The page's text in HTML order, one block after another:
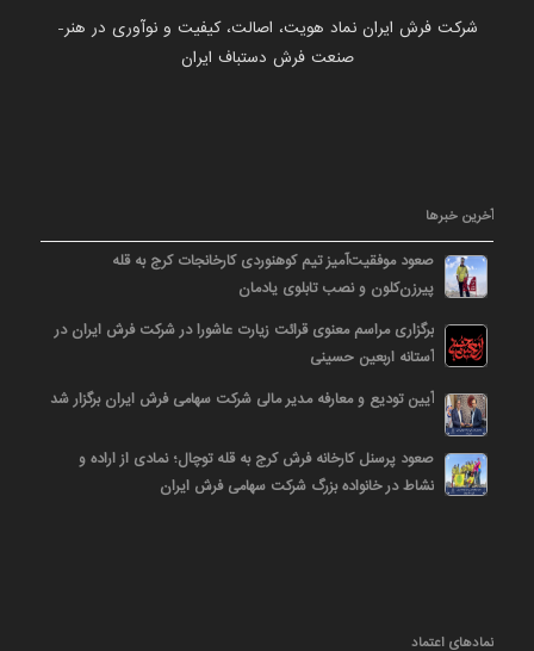
شرکت فرش ایران نماد هویت، اصالت، کیفیت و نوآوری در هنر-
صنعت فرش دستباف ایران
آخرین خبرها
صعود موفقیت‌آمیز تیم کوهنوردی کارخانجات کرج به قله
پیرزن‌کلون و نصب تابلوی یادمان
برگزاری مراسم معنوی قرائت زیارت عاشورا در شرکت فرش ایران در
آستانه اربعین حسینی
آیین تودیع و معارفه مدیر مالی شرکت سهامی فرش ایران برگزار شد
صعود پرسنل کارخانه فرش کرج به قله توچال؛ نمادی از اراده و
نشاط در خانواده بزرگ شرکت سهامی فرش ایران
نمادهای اعتماد